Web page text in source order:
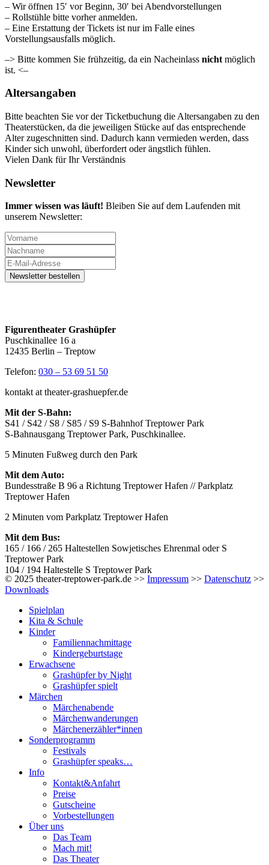
– Wir öffnen 15′ vor Beginn, 30′ bei Abendvorstellungen
– Rollstühle bitte vorher anmelden.
– Eine Erstattung der Tickets ist nur im Falle eines
Vorstellungsausfalls möglich.
–> Bitte kommen Sie frühzeitig, da ein Nacheinlass nicht möglich
ist. <–
Altersangaben
Bitte beachten Sie vor der Ticketbuchung die Altersangaben zu den
Theaterstücken, da die jeweiligen Stücke auf das entsprechende
Alter zugeschnitten sind. Dadurch kann vermieden werden, dass
Kinder sich unwohl, überfordert oder ängstlich fühlen.
Vielen Dank für Ihr Verständnis
Newsletter
Immer wissen was läuft! Bleiben Sie auf dem Laufenden mit
unserem Newsletter:
Figurentheater Grashüpfer
Puschkinallee 16 a
12435 Berlin – Treptow
Telefon: 030 – 53 69 51 50
kontakt at theater-grashuepfer.de
Mit der S-Bahn:
S41 / S42 / S8 / S85 / S9 S-Bahnhof Treptower Park
S-Bahnausgang Treptower Park, Puschkinallee.
5 Minuten Fußweg durch den Park
Mit dem Auto:
Bundesstraße B 96 a Richtung Treptower Hafen // Parkplatz
Treptower Hafen
2 Minuten vom Parkplatz Treptower Hafen
Mit dem Bus:
165 / 166 / 265 Haltestellen Sowjetisches Ehrenmal oder S
Treptower Park
104 / 194 Haltestelle S Treptower Park
© 2025 theater-treptower-park.de >> Impressum >> Datenschutz >>
Downloads
Spielplan
Kita & Schule
Kinder
Familiennachmittage
Kindergeburtstage
Erwachsene
Grashüpfer by Night
Grashüpfer spielt
Märchen
Märchenabende
Märchenwanderungen
Märchenerzähler*innen
Sonderprogramm
Festivals
Grashüpfer speaks…
Info
Kontakt&Anfahrt
Preise
Gutscheine
Vorbestellungen
Über uns
Das Team
Mach mit!
Das Theater